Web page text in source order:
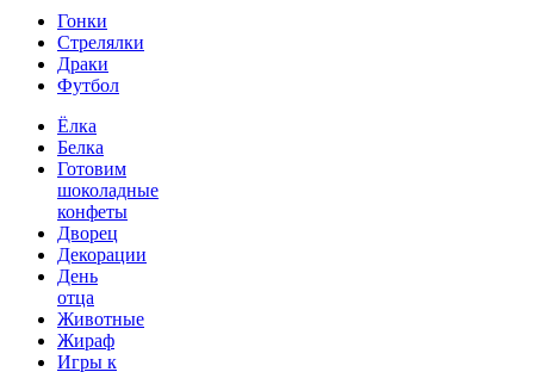
Гонки
Стрелялки
Драки
Футбол
Ёлка
Белка
Готовим
шоколадные
конфеты
Дворец
Декорации
День
отца
Животные
Жираф
Игры к